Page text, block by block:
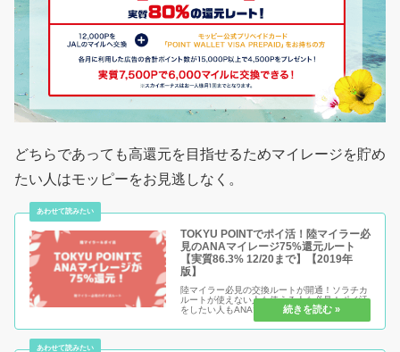
どちらであっても高還元を目指せるためマイレージを貯め
たい人はモッピーをお見逃しなく。
TOKYU POINTでポイ活！陸マイラー必
見のANAマイレージ75%還元ルート
【実質86.3% 12/20まで】【2019年
版】
陸マイラー必見の交換ルートが開通！ソラチカ
ルートが使えない人も使える人も必見！ポイ活
をしたい人もANAマイレージをよりお得に手に
入れたい人も要チェックです。ポイ活利用でク
レジットカード発行もお得、貯めたポイントは